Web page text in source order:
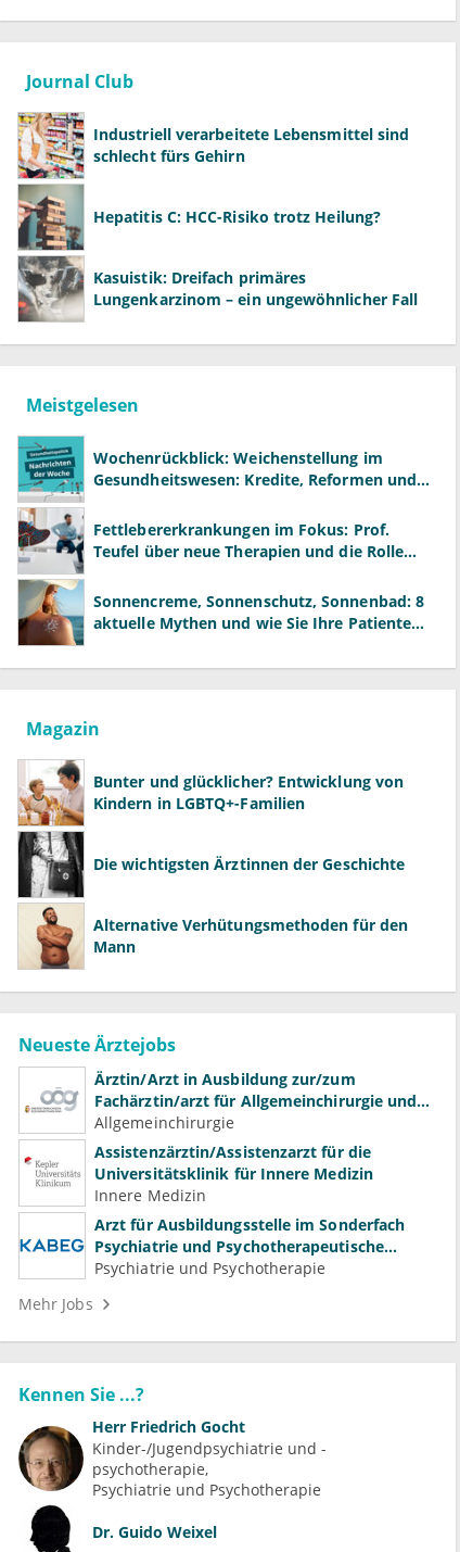
Journal Club
Industriell verarbeitete Lebensmittel sind
schlecht fürs Gehirn
Hepatitis C: HCC-Risiko trotz Heilung?
Kasuistik: Dreifach primäres
Lungenkarzinom – ein ungewöhnlicher Fall
Meistgelesen
Wochenrückblick: Weichenstellung im
Gesundheitswesen: Kredite, Reformen und
Fettlebererkrankungen im Fokus: Prof.
Teufel über neue Therapien und die Rolle
Sonnencreme, Sonnenschutz, Sonnenbad: 8
aktuelle Mythen und wie Sie Ihre Patienten
Magazin
Bunter und glücklicher? Entwicklung von
Kindern in LGBTQ+-Familien
Die wichtigsten Ärztinnen der Geschichte
Alternative Verhütungsmethoden für den
Mann
Neueste Ärztejobs
Ärztin/Arzt in Ausbildung zur/zum
Fachärztin/arzt für Allgemeinchirurgie und
Gefäßchirurgie
Allgemeinchirurgie
Assistenzärztin/Assistenzarzt für die
Universitätsklinik für Innere Medizin
Innere Medizin
Arzt für Ausbildungsstelle im Sonderfach
Psychiatrie und Psychotherapeutische
Medizin (m/w/d)
Psychiatrie und Psychotherapie
Mehr Jobs
Kennen Sie ...?
Herr Friedrich Gocht
Kinder-/Jugendpsychiatrie und -
psychotherapie
Psychiatrie und Psychotherapie
Dr. Guido Weixel